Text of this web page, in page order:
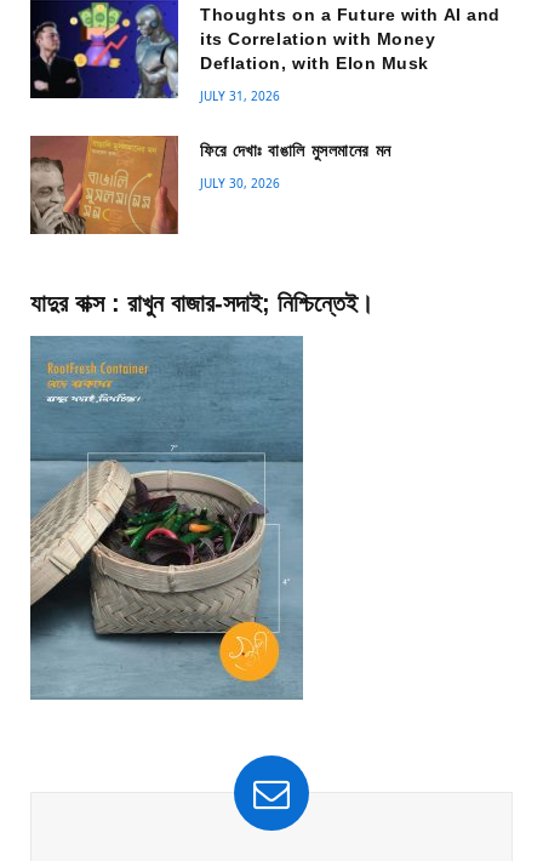
Thoughts on a Future with AI and
its Correlation with Money
Deflation, with Elon Musk
JULY 31, 2026
ফিরে দেখাঃ বাঙালি মুসলমানের মন
JULY 30, 2026
যাদুর বাক্স : রাখুন বাজার-সদাই; নিশ্চিন্তেই।